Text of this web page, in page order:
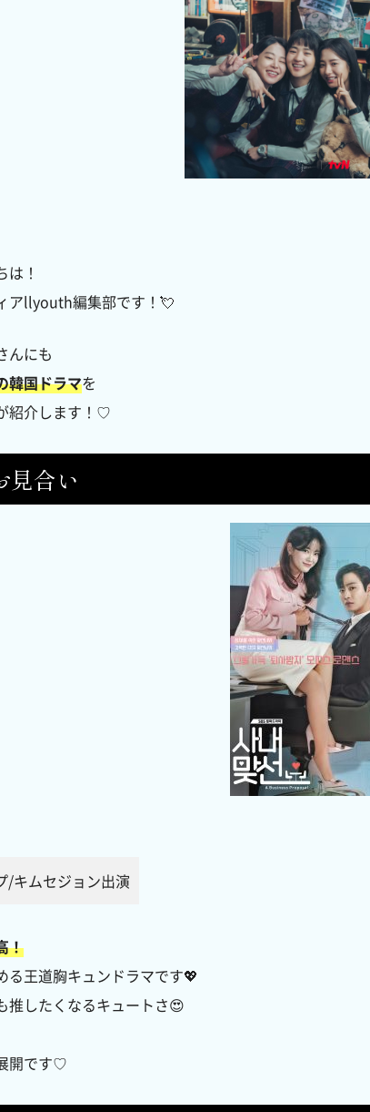
は！
アllyouth編集部です！💘
んにも
韓国ドラマを
紹介します！♡
見合い
/キムセジョン出演
！
る王道胸キュンドラマです💖
推したくなるキュートさ😍
開です♡